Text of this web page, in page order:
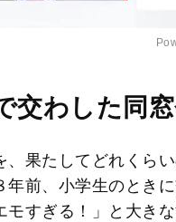
交わした同
、果たしてどれくら
前、小学生のとき
すぎる！」と大きな